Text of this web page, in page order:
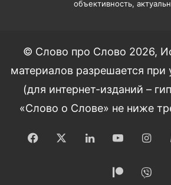
объективность,
© Слово про Слово 2026,
материалов разрешается при
(для интернет-изданий –
«Слово о Слове» не ниже
Facebook LinkedInYouTube
Patreon